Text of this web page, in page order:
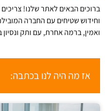
ברוכים הבאים לאתר שלנו! צריכים
וחידוש שטיחים עם החברה
ואמין, ברמה אחרת, עם ותק ונסיון
אז מה היה לנו בכתבה: